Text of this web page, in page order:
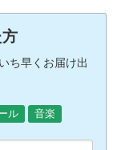
ち早くお届け出
ル 音楽